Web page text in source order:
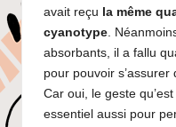
avait reçu la même
cyanotype.
absorbants, il a fallu
pour pouvoir s’assurer
Car oui, le geste
essentiel aussi pour